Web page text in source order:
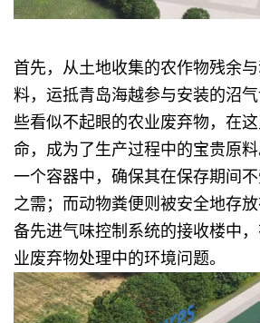
首先，从土地收集的农作物残余
料，运抵青岛海越参与安装的沼
些看似不起眼的农业废弃物，在
命，成为了生产过程中的宝贵原
一个容器中，确保其在保存期间
之需；而动物粪便则被安全地存
备先进气味控制系统的接收楼中
业废弃物处理中的环境问题。